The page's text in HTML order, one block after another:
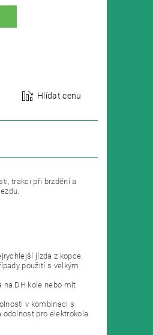
Hlídat cenu
trakci při brzdění a
jízda z kopce.
použití s velkým
na DH kole nebo mít
v kombinaci s
pro elektrokola.